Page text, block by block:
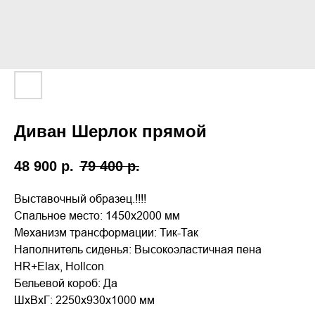
Диван Шерлок прямой
48 900 р. 79 400 р.
Выставочный образец.!!!!
Спальное место: 1450х2000 мм
Механизм трансформации: Тик-Так
Наполнитель сиденья: Высокоэластичная пена
HR+Elax, Hollcon
Бельевой короб: Да
ШxВxГ: 2250x930x1000 мм